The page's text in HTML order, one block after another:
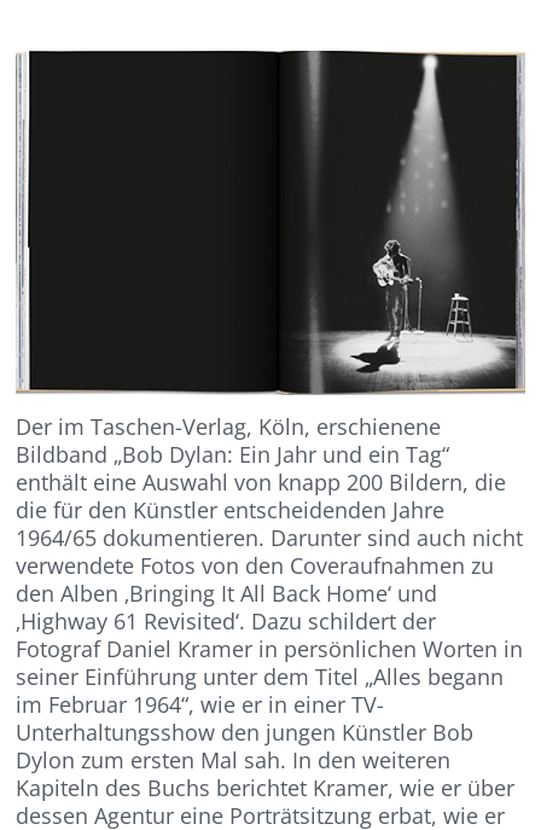
Der im Taschen-Verlag, Köln, erschienene
Bildband „Bob Dylan: Ein Jahr und ein Tag“
enthält eine Auswahl von knapp 200 Bildern, die
die für den Künstler entscheidenden Jahre
1964/65 dokumentieren. Darunter sind auch nicht
verwendete Fotos von den Coveraufnahmen zu
den Alben ‚Bringing It All Back Home‘ und
‚Highway 61 Revisited‘. Dazu schildert der
Fotograf Daniel Kramer in persönlichen Worten in
seiner Einführung unter dem Titel „Alles begann
im Februar 1964“, wie er in einer TV-
Unterhaltungsshow den jungen Künstler Bob
Dylon zum ersten Mal sah. In den weiteren
Kapiteln des Buchs berichtet Kramer, wie er über
dessen Agentur eine Porträtsitzung erbat, wie er